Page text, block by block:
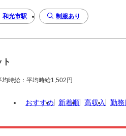
和光市駅 制服あり
均時給：平均時給1,502円
おすすめ 新着順 高収入 勤務